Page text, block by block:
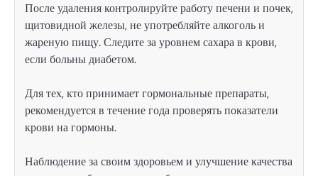
После удаления контролируйте работу печени и почек,
щитовидной железы, не употребляйте алкоголь и
жареную пищу. Следите за уровнем сахара в крови,
если больны диабетом.
Для тех, кто принимает гормональные препараты,
рекомендуется в течение года проверять показатели
крови на гормоны.
Наблюдение за своим здоровьем и улучшение качества